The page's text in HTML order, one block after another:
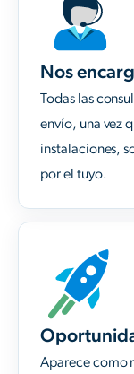
Nos
Todas las
envío, una vez
instalaciones,
por el tuyo.
Aparece como